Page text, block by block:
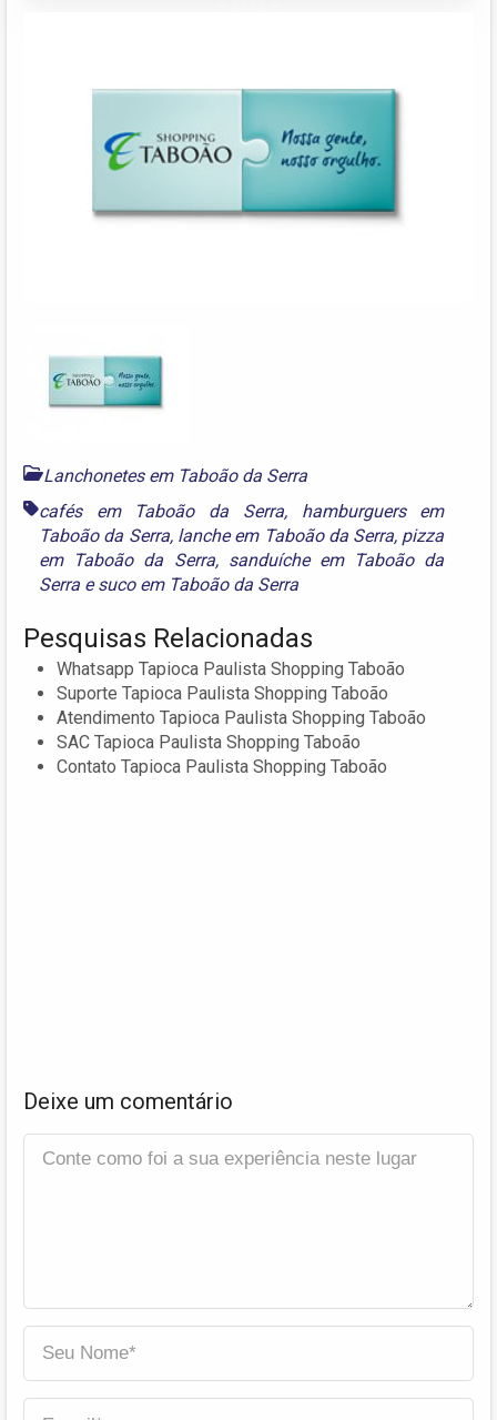
Lanchonetes em Taboão da Serra
cafés em Taboão da Serra, hamburguers em
Taboão da Serra, lanche em Taboão da Serra, pizza
em Taboão da Serra, sanduíche em Taboão da
Serra esuco em Taboão da Serra
Pesquisas Relacionadas
Whatsapp Tapioca Paulista Shopping Taboão
Suporte Tapioca Paulista Shopping Taboão
Atendimento Tapioca Paulista Shopping Taboão
SAC Tapioca Paulista Shopping Taboão
Contato Tapioca Paulista Shopping Taboão
Deixe um comentário